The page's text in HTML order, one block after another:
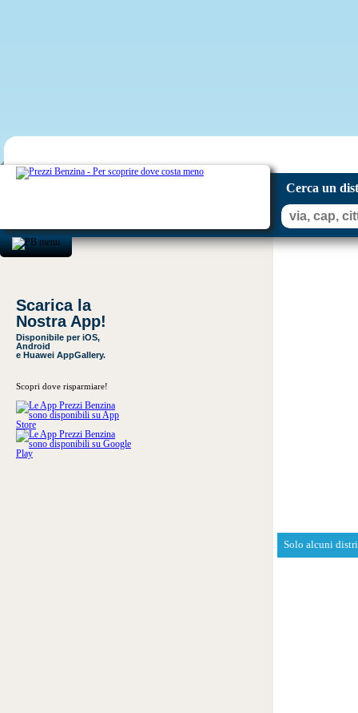
Cerca un
Scarica la
Nostra App!
Disponibile per iOS,
Android
e Huawei AppGallery.
Scopri dove risparmiare!
Solo alcuni